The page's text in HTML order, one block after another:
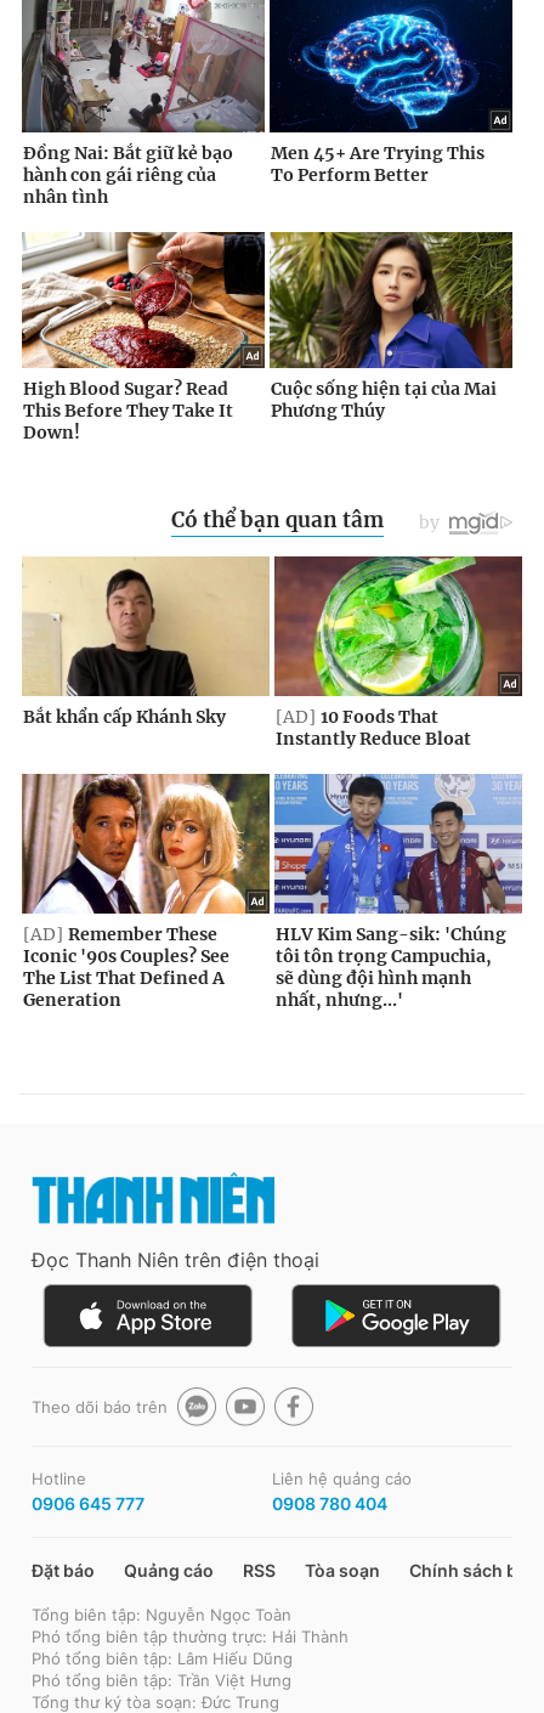
Đọc Thanh Niên trên điện thoại
Theo dõi báo trên
Hotline
0906 645 777
Liên hệ quảng cáo
0908 780 404
Đặt báo Quảng cáo RSS Tòa soạn Chính sách bảo
Tổng biên tập: Nguyễn Ngọc Toàn
Phó tổng biên tập thường trực: Hải Thành
Phó tổng biên tập: Lâm Hiếu Dũng
Phó tổng biên tập: Trần Việt Hưng
Tổng thư ký tòa soạn: Đức Trung